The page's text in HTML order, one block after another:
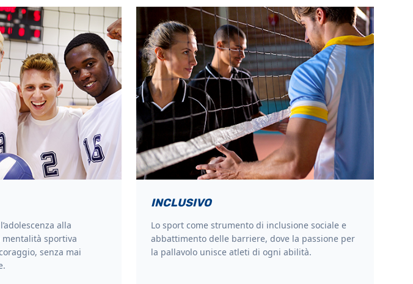
alla
sportiva
senza mai
INCLUSIVO
Lo sport come strumento di inclusione sociale e
abbattimento delle barriere, dove la passione per
la pallavolo unisce atleti di ogni abilità.